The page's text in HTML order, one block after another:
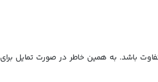
باشد. به همین خاطر در صورت تمایل برای